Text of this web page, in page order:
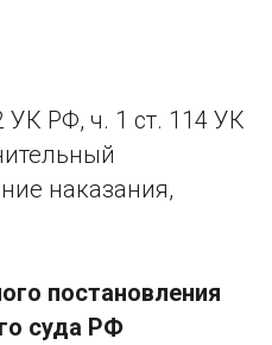
УК РФ, ч. 1 ст. 114 УК
наказания,
постановления
суда РФ